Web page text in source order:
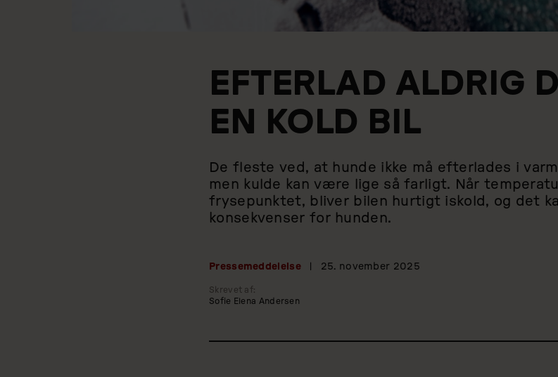
EFTERLAD ALDRIG
EN KOLD BIL
De fleste ved, at hunde ikke må efterlades i
men kulde kan være lige så farligt. Når
frysepunktet, bliver bilen hurtigt iskold, og det
konsekvenser for hunden.
Pressemeddelelse 25. november 2025
Skrevet af:
Sofie Elena Andersen